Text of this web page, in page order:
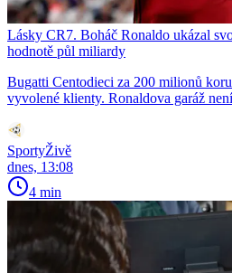
Lásky CR7. Boháč Ronaldo ukázal
hodnotě půl miliardy
Bugatti Centodieci za 200 milionů
vyvolené klienty. Ronaldova garáž
SportyŽivě
dnes, 13:08
4 min